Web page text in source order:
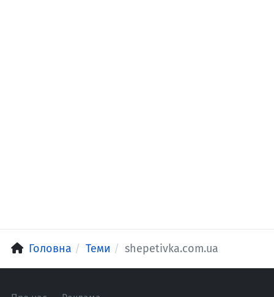
Головна Теми shepetivka.com.ua